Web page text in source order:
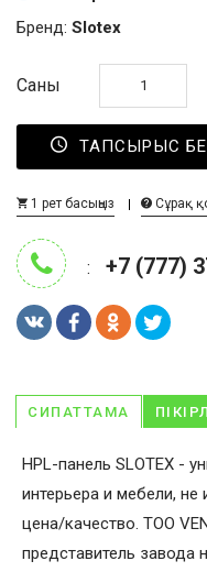
Бренд: Slotex
Саны
ТАПСЫРЫС
1 рет басыңыз Сұрақ
: +7 (777)
СИПАТТАМА
HPL-панель SLOTEX -
интерьера и мебели,
цена/качество. ТОО
представитель завода